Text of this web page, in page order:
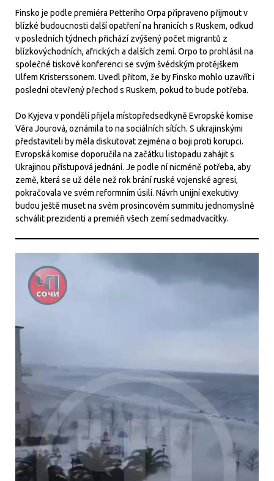
Finsko je podle premiéra Petteriho Orpa připraveno přijmout v
blízké budoucnosti další opatření na hranicích s Ruskem, odkud
v posledních týdnech přichází zvýšený počet migrantů z
blízkovýchodních, afrických a dalších zemí. Orpo to prohlásil na
společné tiskové konferenci se svým švédským protějškem
Ulfem Kristerssonem. Uvedl přitom, že by Finsko mohlo uzavřít i
poslední otevřený přechod s Ruskem, pokud to bude potřeba.
Do Kyjeva v pondělí přijela místopředsedkyně Evropské komise
Věra Jourová, oznámila to na sociálních sítích. S ukrajinskými
představiteli by měla diskutovat zejména o boji proti korupci.
Evropská komise doporučila na začátku listopadu zahájit s
Ukrajinou přístupová jednání. Je podle ní nicméně potřeba, aby
země, která se už déle než rok brání ruské vojenské agresi,
pokračovala ve svém reformním úsilí. Návrh unijní exekutivy
budou ještě muset na svém prosincovém summitu jednomyslně
schválit prezidenti a premiéři všech zemí sedmadvacítky.